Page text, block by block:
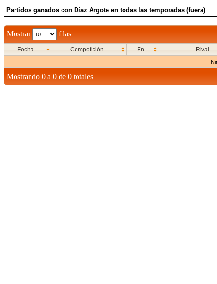
Partidos ganados con Díaz Argote en todas las temporadas (fuera)
Mostrar filas
Fecha Competición En Rival
Mostrando 0 a 0 de 0 totales